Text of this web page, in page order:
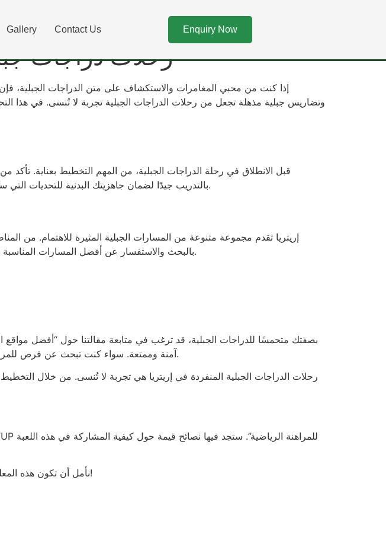
Gallery Contact Us Enquiry Now
رحلات دراجات
رحلات دراجات
إذا كنت من محبي المغامرات والاستكشاف على متن الدراجات الجبلية، فإن
وتضاريس جبلية مذهلة تجعل من رحلات الدراجات الجبلية تجربة لا تُنسى. في هذا
قبل الانطلاق في رحلة الدراجات الجبلية، من المهم التخطيط بعناية.
بالتدريب جيدًا لضمان جاهزيتك البدنية للتحديات التي ستواجهها. لا تنس أيضًا التحقق من الظروف الجوية والطرق المخطط لها قبل البدء في الرحلة.
إريتريا تقدم مجموعة متنوعة من المسارات الجبلية المثيرة للاهتمام. من
بالبحث والاستفسار عن أفضل المسارات المناسبة لمستواك وأهدافك. وتذكر دائمًا وضع خطة احتياطية في حالة مواجهة أي عقبات أثناء الرحلة.
بصفتك متحمسًا للدراجات الجبلية، قد ترغب في متابعة مقالتنا حول “أفضل
آمنة وممتعة. سواء كنت تبحث عن فرص للمراهنة على الرياضات أو مجرد متابعة المنافسات، ستجد فيها معلومات مفيدة لتحسين تجربتك.
رحلات الدراجات الجبلية المنفردة في إريتريا هي تجربة لا تُنسى. من خلال
نأمل أن تكون هذه المعلومات مفيدة لك في تخطيط رحلتك الجبلية المنفردة في إريتريا. استمتع بالمغامرة وابق آمنًا!